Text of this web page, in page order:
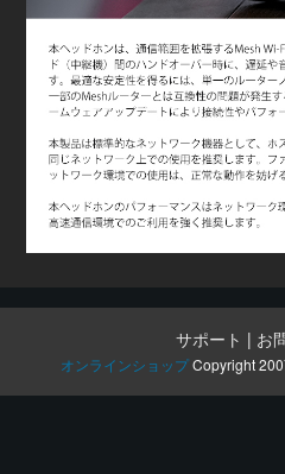
サポート | お
オンラインショップCopyright